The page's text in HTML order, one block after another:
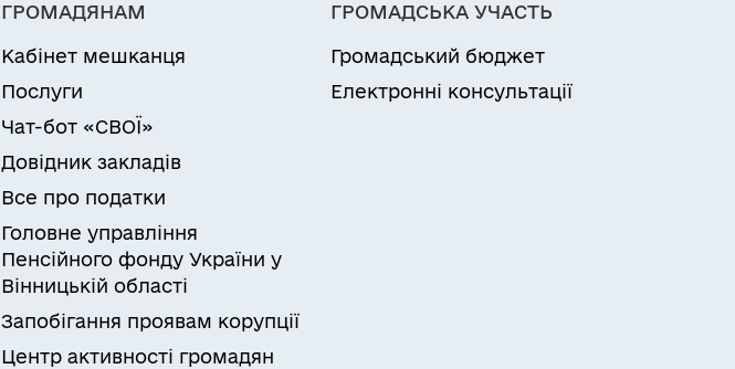
ГРОМАДЯНАМ
Кабінет мешканця
Послуги
Чат-бот «СВОЇ»
Довідник закладів
Все про податки
Головне управління
Пенсійного фонду України у
Вінницькій області
Запобігання проявам корупції
Центр активності громадян
ГРОМАДСЬКА УЧАСТЬ
Громадський бюджет
Електронні консультації